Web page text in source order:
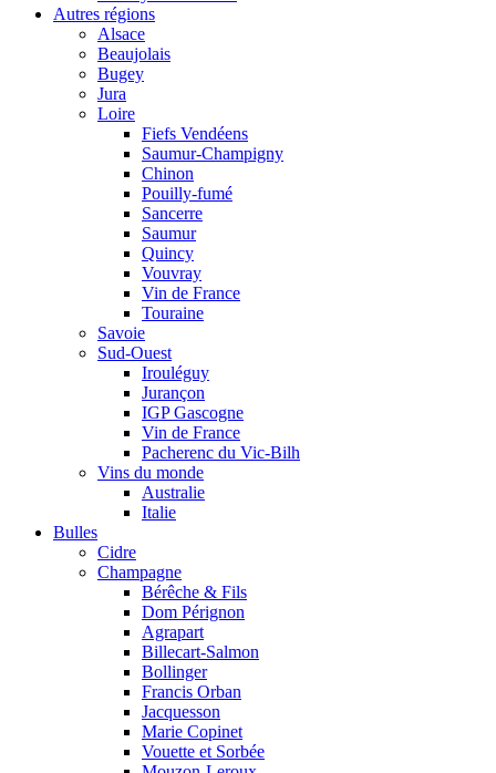
Autres régions
Alsace
Beaujolais
Bugey
Jura
Loire
Fiefs Vendéens
Saumur-Champigny
Chinon
Pouilly-fumé
Sancerre
Saumur
Quincy
Vouvray
Vin de France
Touraine
Savoie
Sud-Ouest
Irouléguy
Jurançon
IGP Gascogne
Vin de France
Pacherenc du Vic-Bilh
Vins du monde
Australie
Italie
Bulles
Cidre
Champagne
Bérêche & Fils
Dom Pérignon
Agrapart
Billecart-Salmon
Bollinger
Francis Orban
Jacquesson
Marie Copinet
Vouette et Sorbée